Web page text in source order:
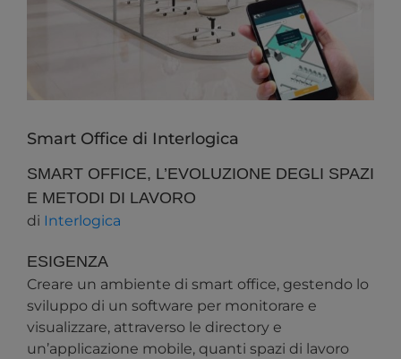
Smart Office di Interlogica
SMART OFFICE, L’EVOLUZIONE DEGLI SPAZI
E METODI DI LAVORO
di Interlogica
ESIGENZA
Creare un ambiente di smart office, gestendo lo
sviluppo di un software per monitorare e
visualizzare, attraverso le directory e
un’applicazione mobile, quanti spazi di lavoro